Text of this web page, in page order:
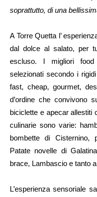
soprattutto, di una
A Torre Quetta l’
dal dolce al salato, per
escluso. I migliori
selezionati secondo i
fast, cheap, gourmet,
d’ordine che convivono
biciclette e apecar allestiti
culinarie sono varie:
bombette di Cisternino,
Patate novelle di
brace, Lambascio e tanto
L’esperienza sensoriale